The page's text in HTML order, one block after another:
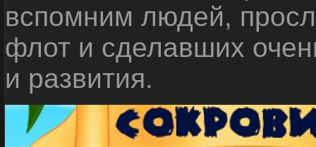
вспомним людей,
флот и сделавших
и развития.